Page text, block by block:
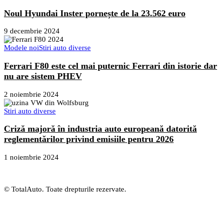
Noul Hyundai Inster pornește de la 23.562 euro
9 decembrie 2024
Modele noiStiri auto diverse
Ferrari F80 este cel mai puternic Ferrari din istorie dar
nu are sistem PHEV
2 noiembrie 2024
Stiri auto diverse
Criză majoră în industria auto europeană datorită
reglementărilor privind emisiile pentru 2026
1 noiembrie 2024
© TotalAuto. Toate drepturile rezervate.